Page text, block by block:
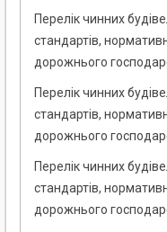
Перелік чинних
стандартів,
дорожнього
Перелік чинних
стандартів,
дорожнього
Перелік чинних
стандартів,
дорожнього